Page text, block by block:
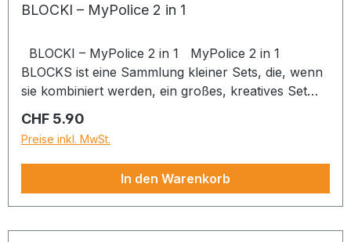
BLOCKI – MyPolice 2 in 1
BLOCKI – MyPolice 2 in 1 MyPolice 2 in 1
BLOCKS ist eine Sammlung kleiner Sets, die, wenn
sie kombiniert werden, ein großes, kreatives Set
BLOCKS sind zwei Serien und bestehen jeweils aus
4 Mini-Sets. Sammle sie alle! Blocki MyPolice
Sammle alle BLOCK-Sets der MyPolice 2-in-1-Serie
und erstelle einen Wachposten am Wasser! Mit den
2-in-1-Sets der MyPolice-Serie können Sie nicht
Regulärer Preis:
CHF 5.90
Preise inkl. MwSt.
In den Warenkorb